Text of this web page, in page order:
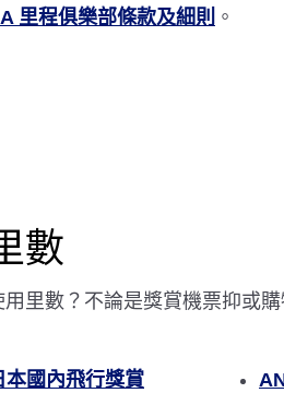
里程俱樂部條款及細則 。
數
里數？不論是獎賞機票抑或
本國內飛行獎賞